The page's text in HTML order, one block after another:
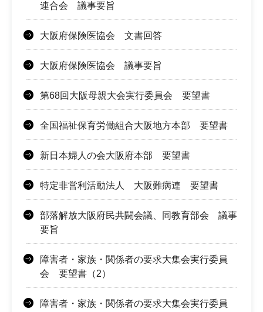
連合会 議事要旨
大阪府保険医協会 文書回答
大阪府保険医協会 議事要旨
第68回大阪母親大会実行委員会 要望書
全国福祉保育労働組合大阪地方本部 要望書
新日本婦人の会大阪府本部 要望書
特定非営利活動法人 大阪難病連 要望書
部落解放大阪府民共闘会議、同教育部会 議事
要旨
障害者・家族・関係者の要求大集会実行委員
会 要望書（2）
障害者・家族・関係者の要求大集会実行委員